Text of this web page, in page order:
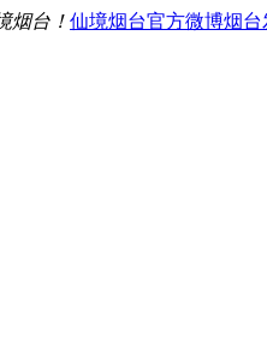
烟台！ 仙境烟台官方微博烟台